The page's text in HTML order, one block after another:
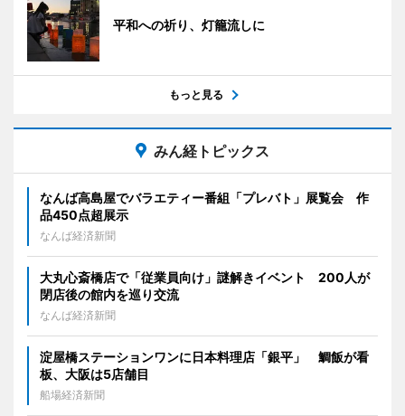
平和への祈り、灯籠流しに
もっと見る
みん経トピックス
なんば高島屋でバラエティー番組「プレバト」展覧会 作
品450点超展示
なんば経済新聞
大丸心斎橋店で「従業員向け」謎解きイベント 200人が
閉店後の館内を巡り交流
なんば経済新聞
淀屋橋ステーションワンに日本料理店「銀平」 鯛飯が看
板、大阪は5店舗目
船場経済新聞